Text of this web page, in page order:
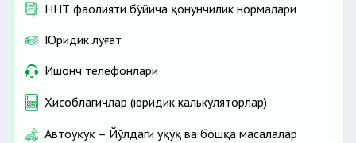
ННТ фаолияти бўйича қонунчилик нормалари
Юридик луғат
Ишонч телефонлари
Ҳисоблагичлар (юридик калькуляторлар)
Автоҳуқуқ – Йўлдаги ҳуқуқ ва бошқа масалалар